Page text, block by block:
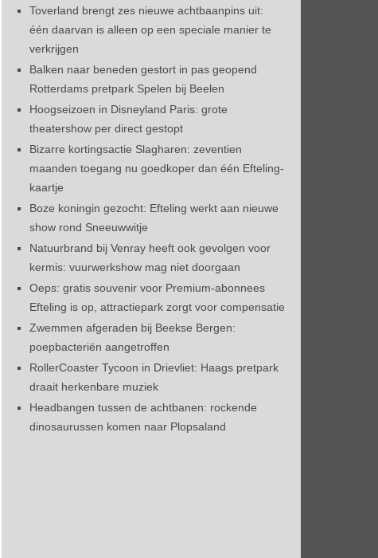
Toverland brengt zes nieuwe achtbaanpins uit:
één daarvan is alleen op een speciale manier te
verkrijgen
Balken naar beneden gestort in pas geopend
Rotterdams pretpark Spelen bij Beelen
Hoogseizoen in Disneyland Paris: grote
theatershow per direct gestopt
Bizarre kortingsactie Slagharen: zeventien
maanden toegang nu goedkoper dan één Efteling-
kaartje
Boze koningin gezocht: Efteling werkt aan nieuwe
show rond Sneeuwwitje
Natuurbrand bij Venray heeft ook gevolgen voor
kermis: vuurwerkshow mag niet doorgaan
Oeps: gratis souvenir voor Premium-abonnees
Efteling is op, attractiepark zorgt voor compensatie
Zwemmen afgeraden bij Beekse Bergen:
poepbacteriën aangetroffen
RollerCoaster Tycoon in Drievliet: Haags pretpark
draait herkenbare muziek
Headbangen tussen de achtbanen: rockende
dinosaurussen komen naar Plopsaland